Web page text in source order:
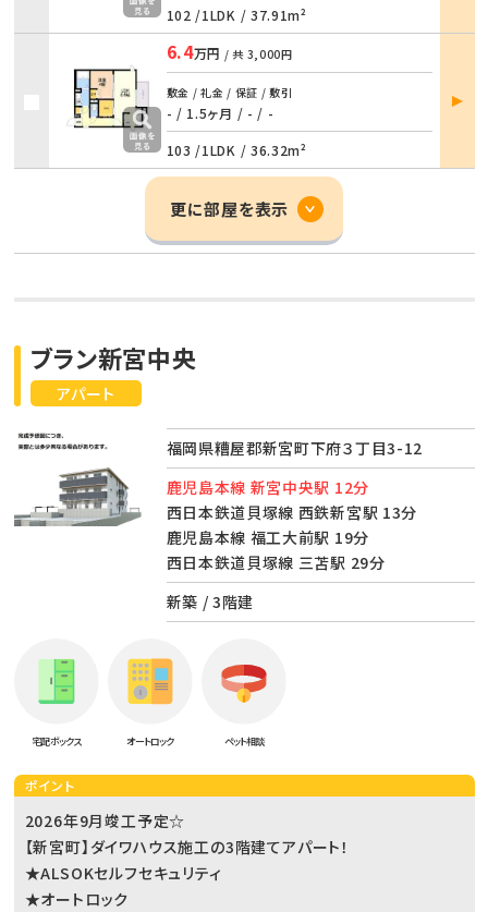
102 /1LDK / 37.91m²
6.4万円 / 共 3,000円
敷金 / 礼金 / 保証 / 敷引
- / 1.5ヶ月 / - / -
103 /1LDK / 36.32m²
部屋
詳細
更に部屋を表示
アパート
ブラン新宮中央
福岡県糟屋郡新宮町下府３丁目3-12
鹿児島本線 新宮中央駅 12分
西日本鉄道貝塚線 西鉄新宮駅 13分
鹿児島本線 福工大前駅 19分
西日本鉄道貝塚線 三苫駅 29分
新築 / 3階建
宅配ボックス オートロック ペット相談
ポイント
2026年9月竣工予定☆
【新宮町】ダイワハウス施工の3階建てアパート！
★ALSOKセルフセキュリティ
★オートロック